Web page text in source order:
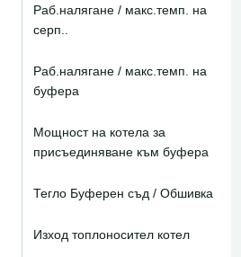
Раб.налягане / макс.темп. на
серп..
Раб.налягане / макс.темп. на
буфера
Мощност на котела зa
присъединяване към буфера
Тегло Буферен съд / Обшивка
Изход топлоносител котел